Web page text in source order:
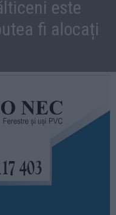
este
fi alocați